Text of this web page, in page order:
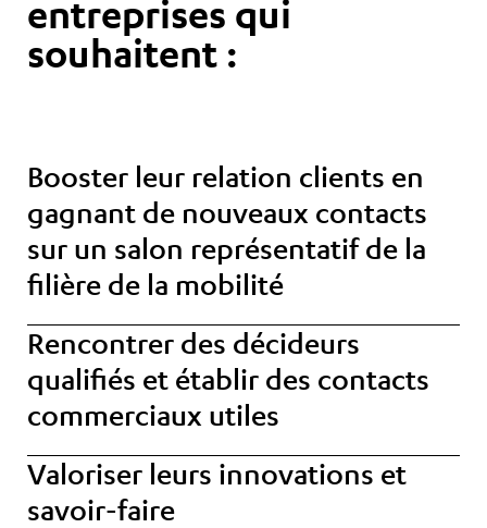
entreprises qui
souhaitent :​
Booster leur relation clients en
gagnant de nouveaux contacts
sur un salon représentatif de la
filière de la mobilité
Rencontrer des décideurs
qualifiés et établir des contacts
commerciaux utiles
Valoriser leurs innovations et
savoir-faire